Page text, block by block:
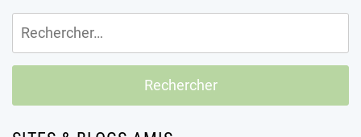
Rechercher :